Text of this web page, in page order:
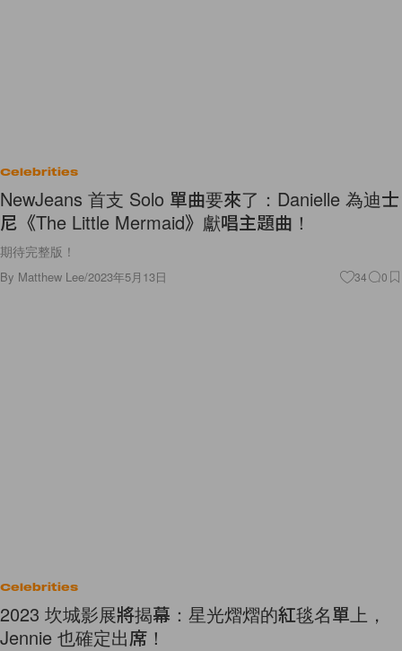
Celebrities
NewJeans 首支 Solo 單曲要來了：Danielle 為迪士
尼《The Little Mermaid》獻唱主題曲！
期待完整版！
By Matthew Lee/2023年5月13日 34 0
Celebrities
2023 坎城影展將揭幕：星光熠熠的紅毯名單上，
Jennie 也確定出席！